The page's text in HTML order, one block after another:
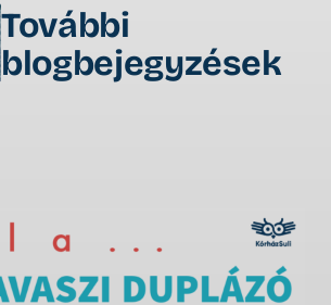
További
blogbejegyzések